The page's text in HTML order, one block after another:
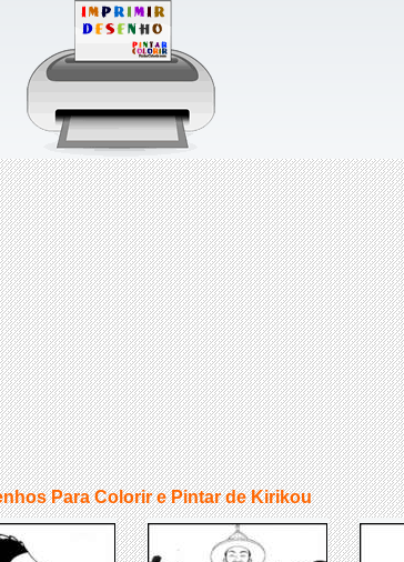
Para Colorir e Pintar de Kirikou